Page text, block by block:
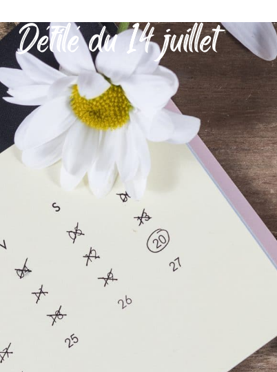
MON QUOTIDIEN DÉCOUVRIR
MES DÉMARCHES
Défilé du 14 juillet